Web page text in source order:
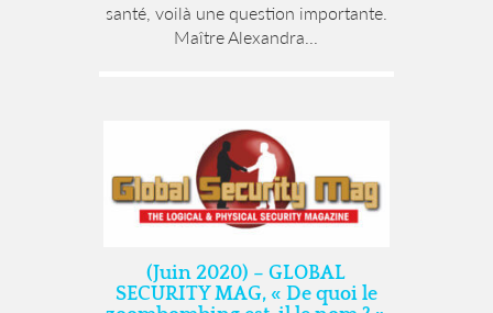
santé, voilà une question importante.
Maître Alexandra...
(Juin 2020) – GLOBAL
SECURITY MAG, « De quoi le